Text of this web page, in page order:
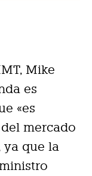
Mike
es
«es
mercado
ya que la